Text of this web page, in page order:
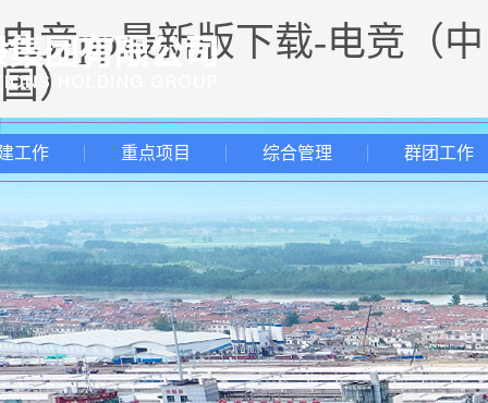
电竞pp最新版下载-电竞（中
国）
工作 重点项目 综合管理 群团工作